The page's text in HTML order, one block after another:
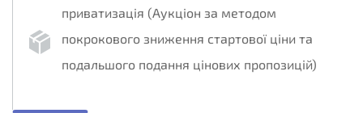
приватизація (Аукціон за методом
покрокового зниження стартової ціни та
подальшого подання цінових пропозицій)